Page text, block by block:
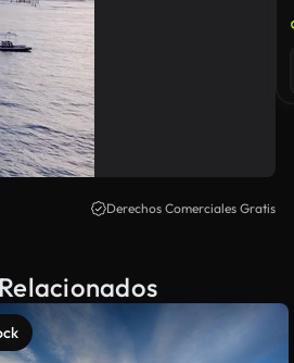
Derechos Comerciales Gratis